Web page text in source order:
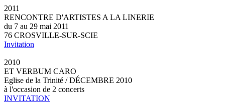
2011
RENCONTRE D'ARTISTES A LA LINERIE
du 7 au 29 mai 2011
76 CROSVILLE-SUR-SCIE
Invitation
2010
ET VERBUM CARO
Eglise de la Trinité / DÉCEMBRE 2010
à l'occasion de 2 concerts
INVITATION